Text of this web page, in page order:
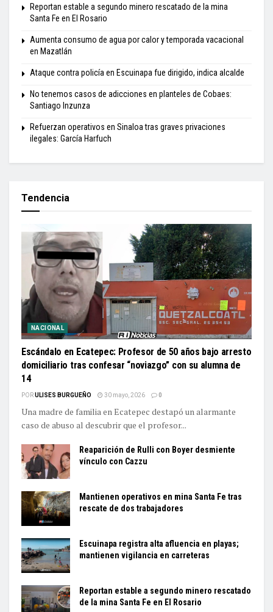
Reportan estable a segundo minero rescatado de la mina
Santa Fe en El Rosario
Aumenta consumo de agua por calor y temporada vacacional
en Mazatlán
Ataque contra policía en Escuinapa fue dirigido, indica alcalde
No tenemos casos de adicciones en planteles de Cobaes:
Santiago Inzunza
Refuerzan operativos en Sinaloa tras graves privaciones
ilegales: García Harfuch
Tendencia
NACIONAL
Escándalo en Ecatepec: Profesor de 50 años bajo arresto
domiciliario tras confesar “noviazgo” con su alumna de
14
PORULISES BURGUEÑO 30 mayo, 2026 0
Una madre de familia en Ecatepec destapó un alarmante
caso de abuso al descubrir que el profesor...
Reaparición de Rulli con Boyer desmiente
vínculo con Cazzu
Mantienen operativos en mina Santa Fe tras
rescate de dos trabajadores
Escuinapa registra alta afluencia en playas;
mantienen vigilancia en carreteras
Reportan estable a segundo minero rescatado
de la mina Santa Fe en El Rosario